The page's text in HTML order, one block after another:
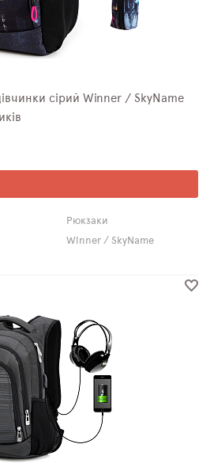
сірий Winner / SkyNamе
Рюкзаки
Winner / SkyName